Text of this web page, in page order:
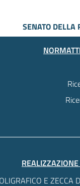
SENATO DELLA
E ZECCA